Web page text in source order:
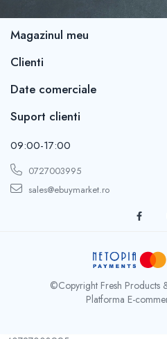
INSTRUCTIUNI
- Intindeti balonul si introduceti
Magazinul meu
Clienti
Date comerciale
Suport clienti
09:00-17:00
0727003995
sales@ebuymarket.ro
©Copyright Fresh Products
Platforma E-